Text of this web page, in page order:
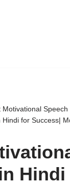
Motivational
for Success|